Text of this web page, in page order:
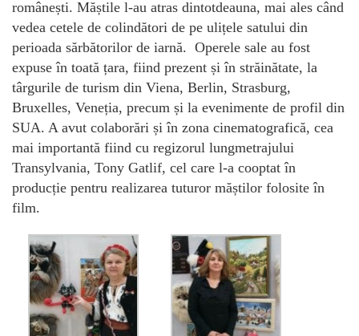
românești. Măștile l-au atras dintotdeauna, mai ales când
vedea cetele de colindători de pe ulițele satului din
perioada sărbătorilor de iarnă. Operele sale au fost
expuse în toată țara, fiind prezent și în străinătate, la
târgurile de turism din Viena, Berlin, Strasburg,
Bruxelles, Veneția, precum și la evenimente de profil din
SUA. A avut colaborări și în zona cinematografică, cea
mai importantă fiind cu regizorul lungmetrajului
Transylvania, Tony Gatlif, cel care l-a cooptat în
producție pentru realizarea tuturor măștilor folosite în
film.